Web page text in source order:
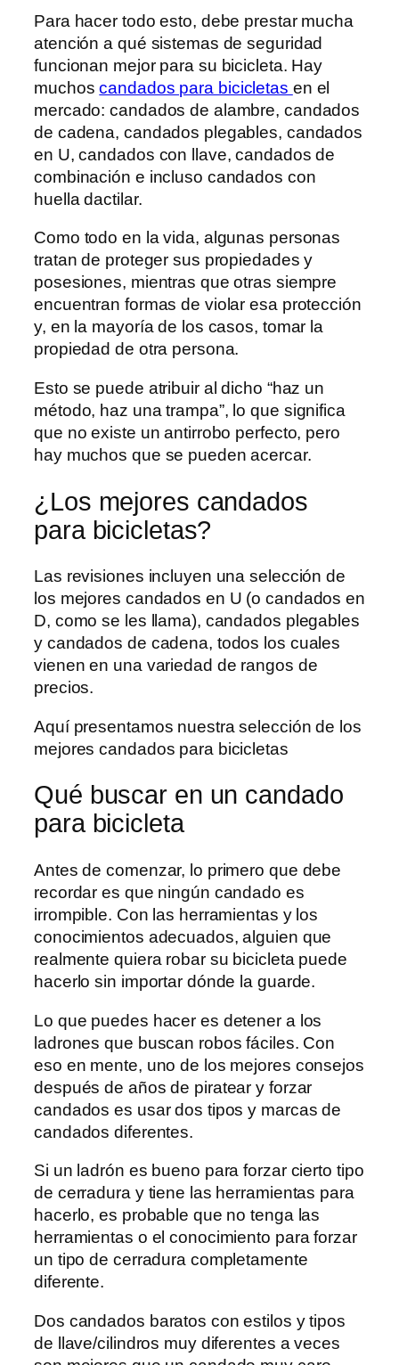
Para hacer todo esto, debe prestar mucha
atención a qué sistemas de seguridad
funcionan mejor para su bicicleta. Hay
muchoscandados para bicicletas en el
mercado: candados de alambre, candados
de cadena, candados plegables, candados
en U, candados con llave, candados de
combinación e incluso candados con
huella dactilar.
Como todo en la vida, algunas personas
tratan de proteger sus propiedades y
posesiones, mientras que otras siempre
encuentran formas de violar esa protección
y, en la mayoría de los casos, tomar la
propiedad de otra persona.
Esto se puede atribuir al dicho “haz un
método, haz una trampa”, lo que significa
que no existe un antirrobo perfecto, pero
hay muchos que se pueden acercar.
¿Los mejores candados
para bicicletas?
Las revisiones incluyen una selección de
los mejores candados en U (o candados en
D, como se les llama), candados plegables
y candados de cadena, todos los cuales
vienen en una variedad de rangos de
precios.
Aquí presentamos nuestra selección de los
mejores candados para bicicletas
Qué buscar en un candado
para bicicleta
Antes de comenzar, lo primero que debe
recordar es que ningún candado es
irrompible. Con las herramientas y los
conocimientos adecuados, alguien que
realmente quiera robar su bicicleta puede
hacerlo sin importar dónde la guarde.
Lo que puedes hacer es detener a los
ladrones que buscan robos fáciles. Con
eso en mente, uno de los mejores consejos
después de años de piratear y forzar
candados es usar dos tipos y marcas de
candados diferentes.
Si un ladrón es bueno para forzar cierto tipo
de cerradura y tiene las herramientas para
hacerlo, es probable que no tenga las
herramientas o el conocimiento para forzar
un tipo de cerradura completamente
diferente.
Dos candados baratos con estilos y tipos
de llave/cilindros muy diferentes a veces